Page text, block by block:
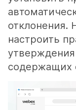
настроить
содержащих